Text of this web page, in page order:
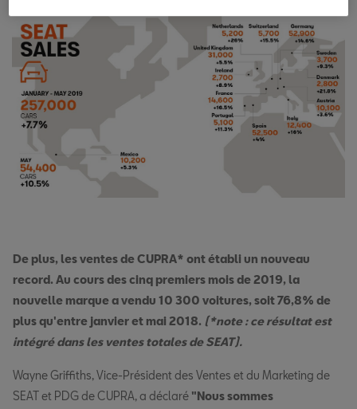
De plus, les ventes de CUPRA* ont établi un nouveau
record. Au cours des cinq premiers mois de 2019, la
nouvelle marque a vendu 10 300 voitures, soit 76,8% de
plus qu'entre janvier et mai 2018. (*note : ce résultat est
intégré dans les ventes totales de SEAT).
Wayne Griffiths, Vice-Président des Ventes et du Marketing de
SEAT et PDG de CUPRA, a déclaré "Nous sommes